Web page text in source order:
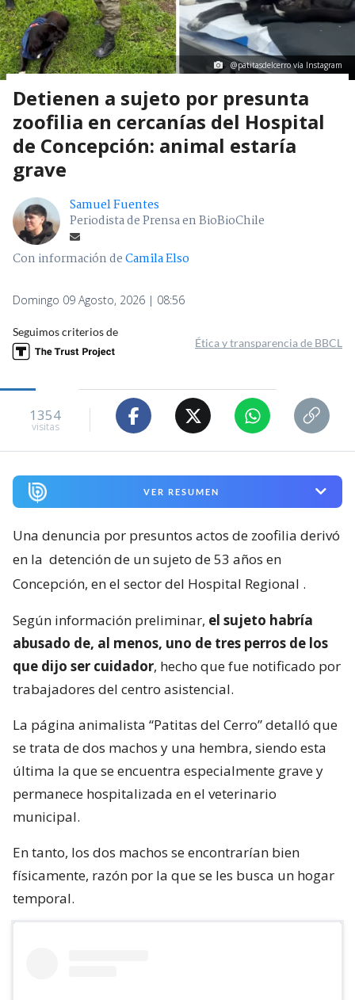
@patitasdelcerro vía Instagram
Detienen a sujeto por presunta
zoofilia en cercanías del Hospital
de Concepción: animal estaría
grave
Samuel Fuentes
Periodista de Prensa en BioBioChile
Con información deCamila Elso
Domingo 09 Agosto, 2026 | 08:56
Seguimos criterios de
Ética y transparencia de BBCL
1354
visitas
VER RESUMEN
Una denuncia por presuntos actos de zoofilia derivó
en la detención de un sujeto de 53 años en
Concepción, en el sector del Hospital Regional .
Según información preliminar, el sujeto habría
abusado de, al menos, uno de tres perros de los
que dijo ser cuidador, hecho que fue notificado por
trabajadores del centro asistencial.
La página animalista “Patitas del Cerro” detalló que
se trata de dos machos y una hembra, siendo esta
última la que se encuentra especialmente grave y
permanece hospitalizada en el veterinario
municipal.
En tanto, los dos machos se encontrarían bien
físicamente, razón por la que se les busca un hogar
temporal.